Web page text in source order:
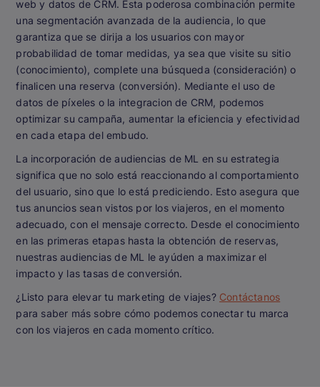
web y datos de CRM. Esta poderosa combinación permite
una segmentación avanzada de la audiencia, lo que
garantiza que se dirija a los usuarios con mayor
probabilidad de tomar medidas, ya sea que visite su sitio
(conocimiento), complete una búsqueda (consideración) o
finalicen una reserva (conversión). Mediante el uso de
datos de píxeles o la integracion de CRM, podemos
optimizar su campaña, aumentar la eficiencia y efectividad
en cada etapa del embudo.
La incorporación de audiencias de ML en su estrategia
significa que no solo está reaccionando al comportamiento
del usuario, sino que lo está prediciendo. Esto asegura que
tus anuncios sean vistos por los viajeros, en el momento
adecuado, con el mensaje correcto. Desde el conocimiento
en las primeras etapas hasta la obtención de reservas,
nuestras audiencias de ML le ayúden a maximizar el
impacto y las tasas de conversión.
¿Listo para elevar tu marketing de viajes? Contáctanos
para saber más sobre cómo podemos conectar tu marca
con los viajeros en cada momento crítico.